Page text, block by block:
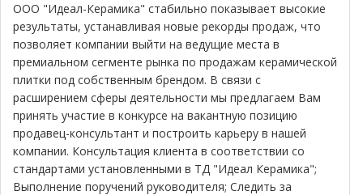
ООО "Идеал-Керамика" стабильно показывает высокие
результаты, устанавливая новые рекорды продаж, что
позволяет компании выйти на ведущие места в
премиальном сегменте рынка по продажам керамической
плитки под собственным брендом. В связи с
расширением сферы деятельности мы предлагаем Вам
принять участие в конкурсе на вакантную позицию
продавец-консультант и построить карьеру в нашей
компании. Консультация клиента в соответствии со
стандартами установленными в ТД "Идеал Керамика";
Выполнение поручений руководителя; Следить за